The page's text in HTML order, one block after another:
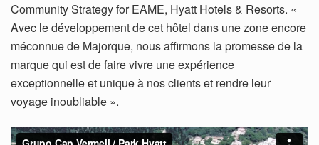
Community Strategy for EAME, Hyatt Hotels & Resorts. «
Avec le développement de cet hôtel dans une zone encore
méconnue de Majorque, nous affirmons la promesse de la
marque qui est de faire vivre une expérience
exceptionnelle et unique à nos clients et rendre leur
voyage inoubliable ».